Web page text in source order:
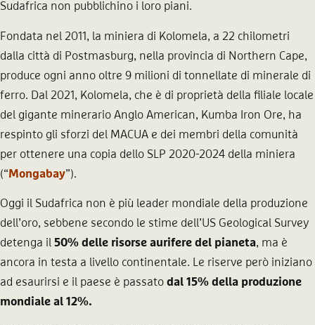
Sudafrica non pubblichino i loro piani.
Fondata nel 2011, la miniera di Kolomela, a 22 chilometri
dalla città di Postmasburg, nella provincia di Northern Cape,
produce ogni anno oltre 9 milioni di tonnellate di minerale di
ferro. Dal 2021, Kolomela, che è di proprietà della filiale locale
del gigante minerario Anglo American, Kumba Iron Ore, ha
respinto gli sforzi del MACUA e dei membri della comunità
per ottenere una copia dello SLP 2020-2024 della miniera
(“Mongabay”).
Oggi il Sudafrica non è più leader mondiale della produzione
dell’oro, sebbene secondo le stime dell’US Geological Survey
detenga il 50% delle risorse aurifere del pianeta, ma è
ancora in testa a livello continentale. Le riserve però iniziano
ad esaurirsi e il paese è passato dal 15% della produzione
mondiale al 12%.